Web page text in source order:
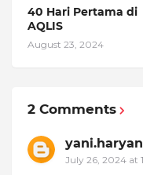
40 Hari Pertama di
AQLIS
August 23, 2024
2 Comments
July 26, 2024 at